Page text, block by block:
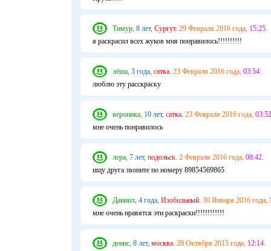
Тимур, 8 лет, Сургут. 29 Февраля 2016 года, 15:25.
я раскрасил всех жуков мня понравилось!!!!!!!!!!
лёша, 3 года, сатка. 23 Февраля 2016 года, 03:54.
люблю эту расскраску
вероника, 10 лет, сатка. 23 Февраля 2016 года,
мне очень понравилось
лера, 7 лет, подольск. 2 Февраля 2016 года, 08:42.
ищу друга звоните по номеру 89854569865
Даниил, 4 года, Изобильный. 30 Января 2016 года,
мне очень нравятся эти раскраски!!!!!!!!!!!!
денис, 8 лет, москва. 28 Октября 2015 года, 12:14.